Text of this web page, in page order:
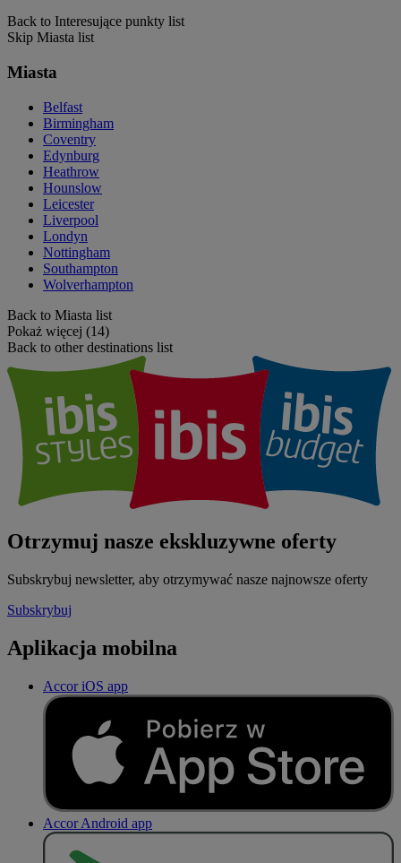
Back to Interesujące punkty list
Skip Miasta list
Miasta
Belfast
Birmingham
Coventry
Edynburg
Heathrow
Hounslow
Leicester
Liverpool
Londyn
Nottingham
Southampton
Wolverhampton
Back to Miasta list
Pokaż więcej (14)
Back to other destinations list
Otrzymuj nasze ekskluzywne oferty
Subskrybuj newsletter, aby otrzymywać nasze najnowsze oferty
Subskrybuj
Aplikacja mobilna
Accor iOS app
Accor Android app